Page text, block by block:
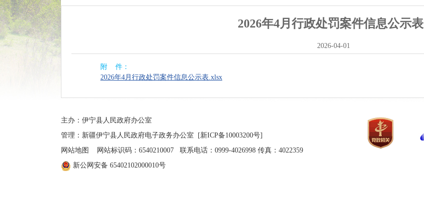
2026年4月行政处罚案件信息公示表
2026-04-01
附 件：
2026年4月行政处罚案件信息公示表.xlsx
主办：伊宁县人民政府办公室
管理：新疆伊宁县人民政府电子政务办公室
[新ICP备10003200号]
网站地图
网站标识码：6540210007 联系电话：0999-4026998 传真：4022359
新公网安备 65402102000010号